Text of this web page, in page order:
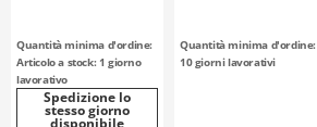
standard
Quantità minima d'ordine:
Articolo a stock: 1 giorno
lavorativo
Spedizione lo
stesso giorno
punta a cupola
Quantità minima d'ordine:
10 giorni lavorativi